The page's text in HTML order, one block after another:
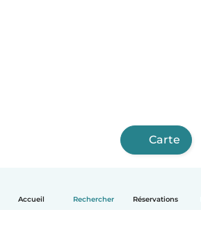
Accueil Rechercher Réservations
Carte